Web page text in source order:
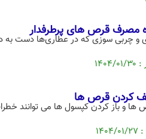
مصرف قرص های پرطرفدار
و چربی سوزی که در عطاری‌ها دست به
کردن قرص ها
و باز کردن کپسول ها می توانند